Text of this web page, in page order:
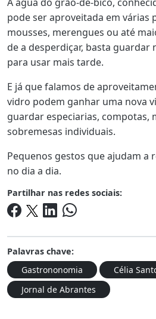
pode ser aproveitada em várias
mousses, merengues ou até
de a desperdiçar, basta
para usar mais tarde.
E já que falamos de
vidro podem ganhar uma nova
guardar especiarias, compotas,
sobremesas individuais.
Pequenos gestos que ajudam a
no dia a dia.
Partilhar nas redes sociais:
Palavras chave:
Gastrononomia
Célia
Jornal de Abrantes